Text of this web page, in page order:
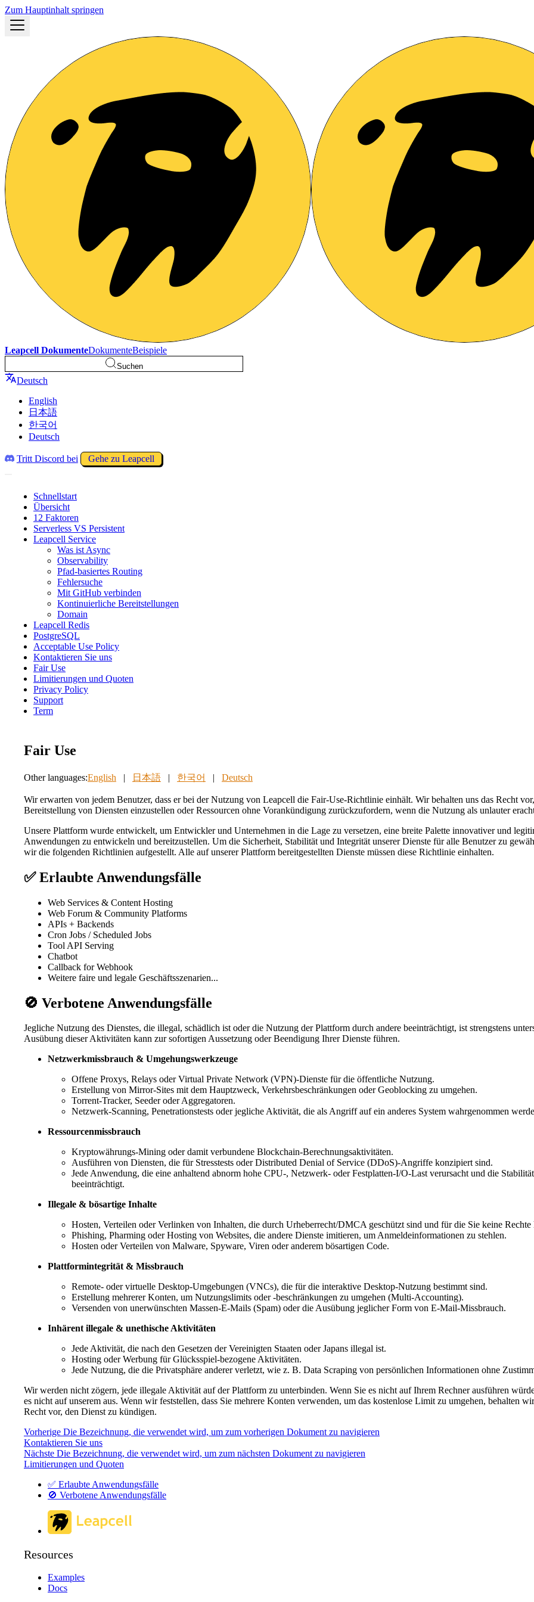
Zum Hauptinhalt springen
Leapcell DokumenteDokumenteBeispiele
Suchen
Deutsch
English
日本語
한국어
Deutsch
Tritt Discord bei Gehe zu Leapcell
Schnellstart
Übersicht
12 Faktoren
Serverless VS Persistent
Leapcell Service
Was ist Async
Observability
Pfad-basiertes Routing
Fehlersuche
Mit GitHub verbinden
Kontinuierliche Bereitstellungen
Domain
Leapcell Redis
PostgreSQL
Acceptable Use Policy
Kontaktieren Sie uns
Fair Use
Limitierungen und Quoten
Privacy Policy
Support
Term
Fair Use
Other languages:English | 日本語 | 한국어 | Deutsch
Wir erwarten von jedem Benutzer, dass er bei der Nutzung von Leapcell die Fair-Use-Richtlinie einhält. Wir behalten uns das Recht
Bereitstellung von Diensten einzustellen oder Ressourcen ohne Vorankündigung zurückzufordern, wenn die Nutzung als unlauter
Unsere Plattform wurde entwickelt, um Entwickler und Unternehmen in die Lage zu versetzen, eine breite Palette innovativer und
Anwendungen zu entwickeln und bereitzustellen. Um die Sicherheit, Stabilität und Integrität unserer Dienste für alle Benutzer zu
wir die folgenden Richtlinien aufgestellt. Alle auf unserer Plattform bereitgestellten Dienste müssen diese Richtlinie einhalten.
✅ Erlaubte Anwendungsfälle
Web Services & Content Hosting
Web Forum & Community Platforms
APIs + Backends
Cron Jobs / Scheduled Jobs
Tool API Serving
Chatbot
Callback for Webhook
Weitere faire und legale Geschäftsszenarien...
🚫 Verbotene Anwendungsfälle
Jegliche Nutzung des Dienstes, die illegal, schädlich ist oder die Nutzung der Plattform durch andere beeinträchtigt, ist strengstens
Ausübung dieser Aktivitäten kann zur sofortigen Aussetzung oder Beendigung Ihrer Dienste führen.
Netzwerkmissbrauch & Umgehungswerkzeuge
Offene Proxys, Relays oder Virtual Private Network (VPN)-Dienste für die öffentliche Nutzung.
Erstellung von Mirror-Sites mit dem Hauptzweck, Verkehrsbeschränkungen oder Geoblocking zu umgehen.
Torrent-Tracker, Seeder oder Aggregatoren.
Netzwerk-Scanning, Penetrationstests oder jegliche Aktivität, die als Angriff auf ein anderes System wahrgenommen
Ressourcenmissbrauch
Kryptowährungs-Mining oder damit verbundene Blockchain-Berechnungsaktivitäten.
Ausführen von Diensten, die für Stresstests oder Distributed Denial of Service (DDoS)-Angriffe konzipiert sind.
Jede Anwendung, die eine anhaltend abnorm hohe CPU-, Netzwerk- oder Festplatten-I/O-Last verursacht und die
beeinträchtigt.
Illegale & bösartige Inhalte
Hosten, Verteilen oder Verlinken von Inhalten, die durch Urheberrecht/DMCA geschützt sind und für die Sie keine Rechte
Phishing, Pharming oder Hosting von Websites, die andere Dienste imitieren, um Anmeldeinformationen zu stehlen.
Hosten oder Verteilen von Malware, Spyware, Viren oder anderem bösartigen Code.
Plattformintegrität & Missbrauch
Remote- oder virtuelle Desktop-Umgebungen (VNCs), die für die interaktive Desktop-Nutzung bestimmt sind.
Erstellung mehrerer Konten, um Nutzungslimits oder -beschränkungen zu umgehen (Multi-Accounting).
Versenden von unerwünschten Massen-E-Mails (Spam) oder die Ausübung jeglicher Form von E-Mail-Missbrauch.
Inhärent illegale & unethische Aktivitäten
Jede Aktivität, die nach den Gesetzen der Vereinigten Staaten oder Japans illegal ist.
Hosting oder Werbung für Glücksspiel-bezogene Aktivitäten.
Jede Nutzung, die die Privatsphäre anderer verletzt, wie z. B. Data Scraping von persönlichen Informationen ohne
Wir werden nicht zögern, jede illegale Aktivität auf der Plattform zu unterbinden. Wenn Sie es nicht auf Ihrem Rechner ausführen
es nicht auf unserem aus. Wenn wir feststellen, dass Sie mehrere Konten verwenden, um das kostenlose Limit zu umgehen, behalten
Recht vor, den Dienst zu kündigen.
Vorherige Die Bezeichnung, die verwendet wird, um zum vorherigen Dokument zu navigieren
Kontaktieren Sie uns
Nächste Die Bezeichnung, die verwendet wird, um zum nächsten Dokument zu navigieren
Limitierungen und Quoten
✅ Erlaubte Anwendungsfälle
🚫 Verbotene Anwendungsfälle
Resources
Examples
Docs